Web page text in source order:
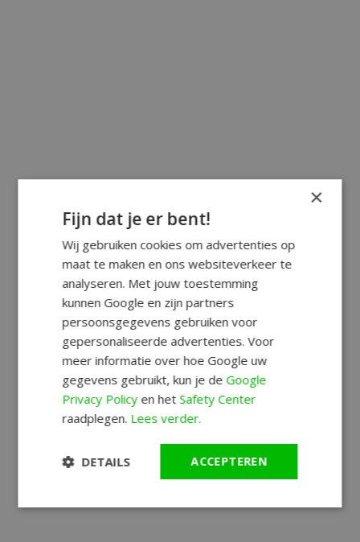
×
Fijn dat je er bent!
Wij gebruiken cookies om advertenties op
maat te maken en ons websiteverkeer te
analyseren. Met jouw toestemming
kunnen Google en zijn partners
persoonsgegevens gebruiken voor
gepersonaliseerde advertenties. Voor
meer informatie over hoe Google uw
gegevens gebruikt, kun je deGoogle
Privacy Policyen hetSafety Center
raadplegen. Lees verder.
ACCEPTEREN
DETAILS